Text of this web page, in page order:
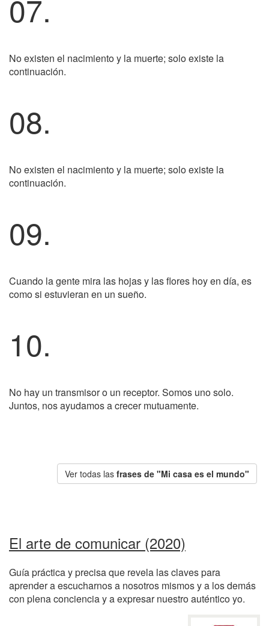
07.
No existen el nacimiento y la muerte; solo existe la
continuación.
08.
No existen el nacimiento y la muerte; solo existe la
continuación.
09.
Cuando la gente mira las hojas y las flores hoy en día, es
como si estuvieran en un sueño.
10.
No hay un transmisor o un receptor. Somos uno solo.
Juntos, nos ayudamos a crecer mutuamente.
Ver todas las frases de "Mi casa es el mundo"
El arte de comunicar (2020)
Guía práctica y precisa que revela las claves para
aprender a escucharnos a nosotros mismos y a los demás
con plena conciencia y a expresar nuestro auténtico yo.